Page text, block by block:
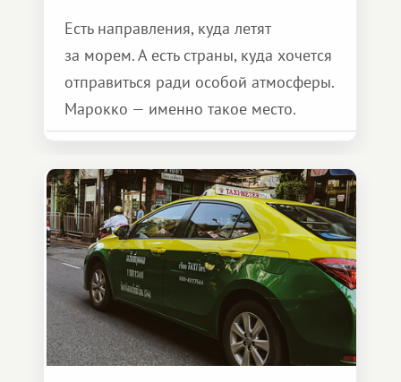
Есть направления, куда летят
за морем. А есть страны, куда хочется
отправиться ради особой атмосферы.
Марокко — именно такое место.